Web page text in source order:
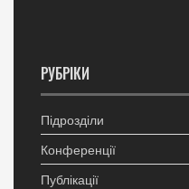
РУБРІКИ
Підрозділи
Конференції
Публікації